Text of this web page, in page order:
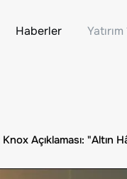
Haberler Yatırım
Açıklaması: "Altın